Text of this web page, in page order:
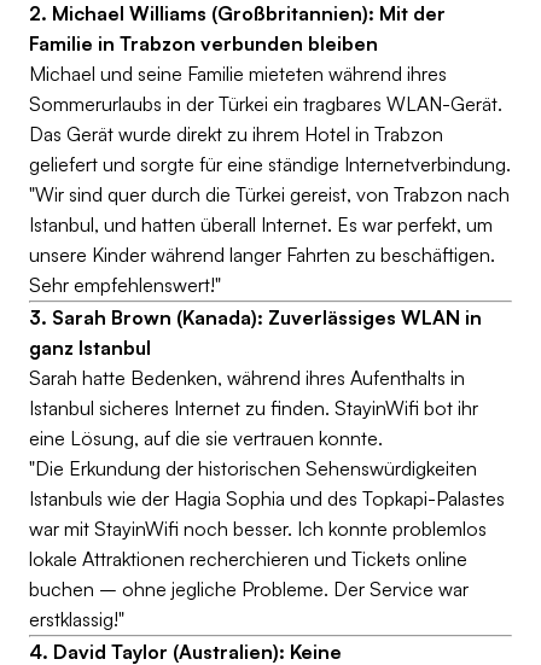
2. Michael Williams (Großbritannien): Mit der
Familie in Trabzon verbunden bleiben
Michael und seine Familie mieteten während ihres
Sommerurlaubs in der Türkei ein tragbares WLAN-Gerät.
Das Gerät wurde direkt zu ihrem Hotel in Trabzon
geliefert und sorgte für eine ständige Internetverbindung.
"Wir sind quer durch die Türkei gereist, von Trabzon nach
Istanbul, und hatten überall Internet. Es war perfekt, um
unsere Kinder während langer Fahrten zu beschäftigen.
Sehr empfehlenswert!"
3. Sarah Brown (Kanada): Zuverlässiges WLAN in
ganz Istanbul
Sarah hatte Bedenken, während ihres Aufenthalts in
Istanbul sicheres Internet zu finden. StayinWifi bot ihr
eine Lösung, auf die sie vertrauen konnte.
"Die Erkundung der historischen Sehenswürdigkeiten
Istanbuls wie der Hagia Sophia und des Topkapi-Palastes
war mit StayinWifi noch besser. Ich konnte problemlos
lokale Attraktionen recherchieren und Tickets online
buchen – ohne jegliche Probleme. Der Service war
erstklassig!"
4. David Taylor (Australien): Keine